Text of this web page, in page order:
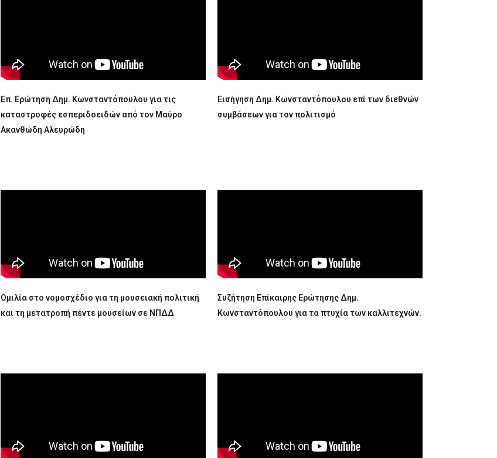
Επ. Ερώτηση Δημ. Κωνσταντόπουλου για τις
καταστροφές εσπεριδοειδών από τον Μαύρο
Ακανθώδη Αλευρώδη
Εισήγηση Δημ. Κωνσταντόπουλου επί των διεθνών
συμβάσεων για τον πολιτισμό
Ομιλία στο νομοσχέδιο για τη μουσειακή πολιτική
και τη μετατροπή πέντε μουσείων σε ΝΠΔΔ
Συζήτηση Επίκαιρης Ερώτησης Δημ.
Κωνσταντόπουλου για τα πτυχία των καλλιτεχνών.